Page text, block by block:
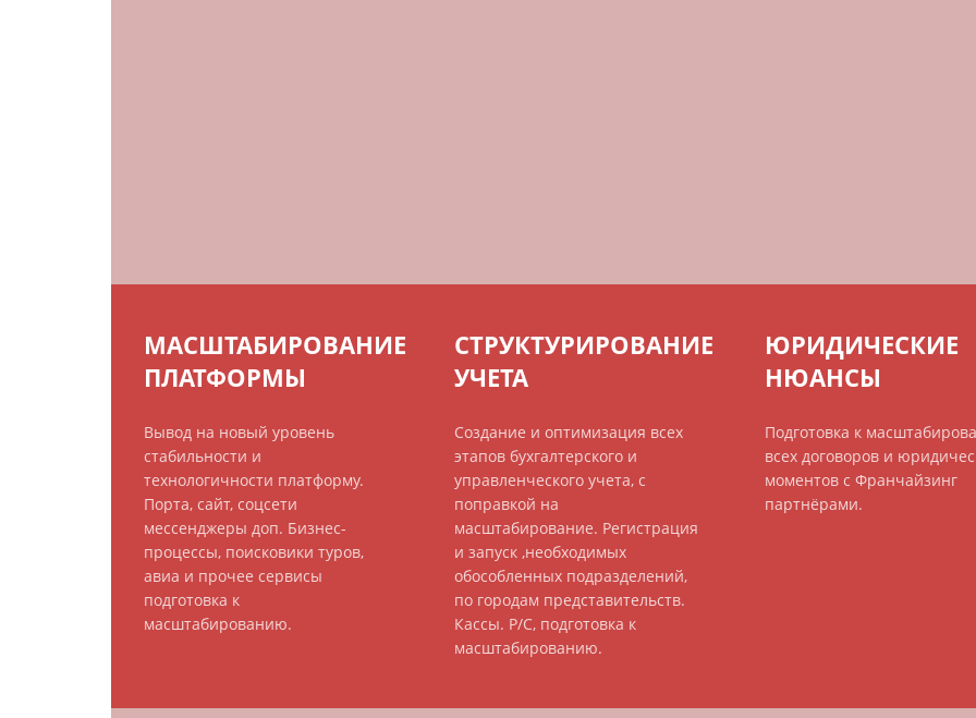
МАСШТАБИРОВАНИЕ
ПЛАТФОРМЫ
Вывод на новый уровень
стабильности и
технологичности платформу.
Порта, сайт, соцсети
мессенджеры доп. Бизнес-
процессы, поисковики туров,
авиа и прочее сервисы
подготовка к
масштабированию.
СТРУКТУРИРОВАНИЕ
УЧЕТА
Создание и оптимизация всех
этапов бухгалтерского и
управленческого учета, с
поправкой на
масштабирование. Регистрация
и запуск ,необходимых
обособленных подразделений,
по городам представительств.
Кассы. Р/С, подготовка к
масштабированию.
ЮРИДИЧЕСКИЕ
НЮАНСЫ
Подготовка к
всех договоров и
моментов с Франчайзинг
партнёрами.